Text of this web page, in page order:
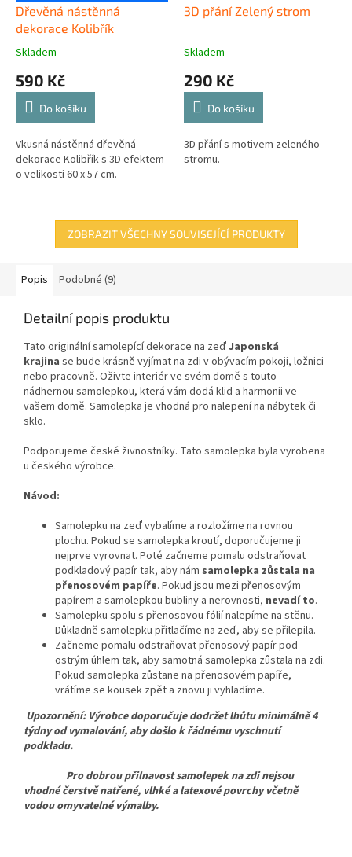
Dřevěná nástěnná
dekorace Kolibřík
Skladem
590 Kč
Do košíku
Vkusná nástěnná dřevěná
dekorace Kolibřík s 3D efektem
o velikosti 60 x 57 cm.
3D přání Zelený strom
Skladem
290 Kč
Do košíku
3D přání s motivem zeleného
stromu.
ZOBRAZIT VŠECHNY SOUVISEJÍCÍ PRODUKTY
Popis Podobné (9)
Detailní popis produktu
Tato originální samolepící dekorace na zeďJaponská
krajina se bude krásně vyjímat na zdi v obývacím pokoji, ložnici
nebo pracovně. Oživte interiér ve svém domě s touto
nádhernou samolepkou, která vám dodá klid a harmonii ve
vašem domě. Samolepka je vhodná pro nalepení na nábytek či
sklo.
Podporujeme české živnostníky. Tato samolepka byla vyrobena
u českého výrobce.
Návod:
Samolepku na zeď vybalíme a rozložíme na rovnou
plochu. Pokud se samolepka kroutí, doporučujeme ji
nejprve vyrovnat. Poté začneme pomalu odstraňovat
podkladový papír tak, aby nám samolepka zůstala na
přenosovém papíře. Pokud jsou mezi přenosovým
papírem a samolepkou bubliny a nerovnosti, nevadí to.
Samolepku spolu s přenosovou fólií nalepíme na stěnu.
Důkladně samolepku přitlačíme na zeď, aby se přilepila.
Začneme pomalu odstraňovat přenosový papír pod
ostrým úhlem tak, aby samotná samolepka zůstala na zdi.
Pokud samolepka zůstane na přenosovém papíře,
vrátíme se kousek zpět a znovu ji vyhladíme.
Upozornění: Výrobce doporučuje dodržet lhůtu minimálně 4
týdny od vymalování, aby došlo k řádnému vyschnutí
podkladu.
Pro dobrou přilnavost samolepek na zdi nejsou
vhodné čerstvě natřené, vlhké a latexové povrchy včetně
vodou omyvatelné výmalby.